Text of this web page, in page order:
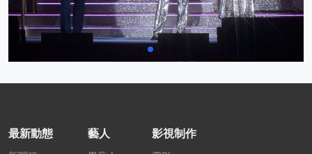
最新動態 藝人 影視制作